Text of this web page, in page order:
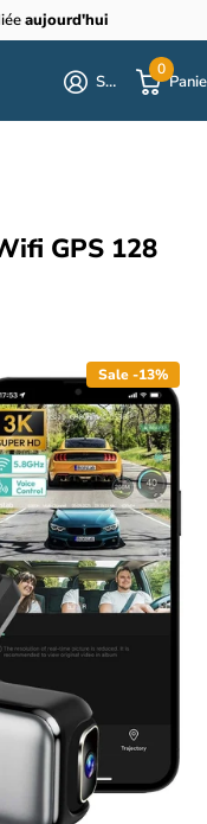
aujourd'hui
S'identifier
0
GPS 128
Sale -13%